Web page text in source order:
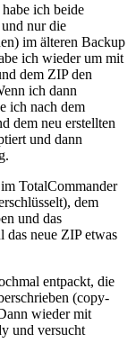
ich beide
nur die
im älteren Backup
ich wieder um mit
dem ZIP den
ich dann
ich nach dem
dem neu erstellten
und dann
TotalCommander
dem
und das
neue ZIP etwas
entpackt, die
(copy-
wieder mit
und versucht